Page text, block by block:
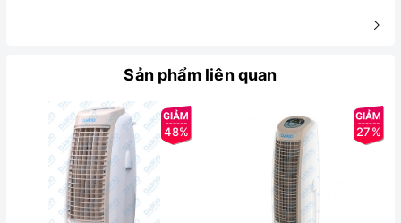
Sản phẩm liên quan
48% 27%